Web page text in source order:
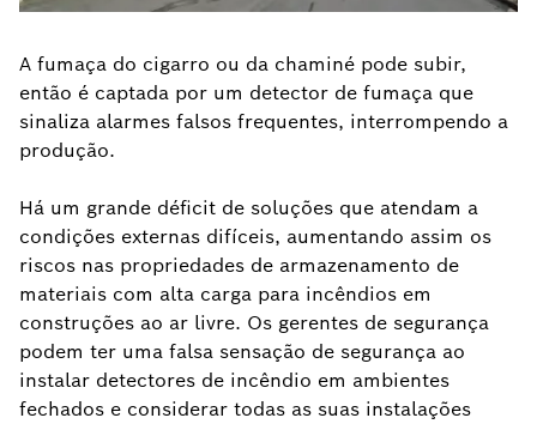
A fumaça do cigarro ou da chaminé pode subir,
então é captada por um detector de fumaça que
sinaliza alarmes falsos frequentes, interrompendo a
produção.
Há um grande déficit de soluções que atendam a
condições externas difíceis, aumentando assim os
riscos nas propriedades de armazenamento de
materiais com alta carga para incêndios em
construções ao ar livre. Os gerentes de segurança
podem ter uma falsa sensação de segurança ao
instalar detectores de incêndio em ambientes
fechados e considerar todas as suas instalações